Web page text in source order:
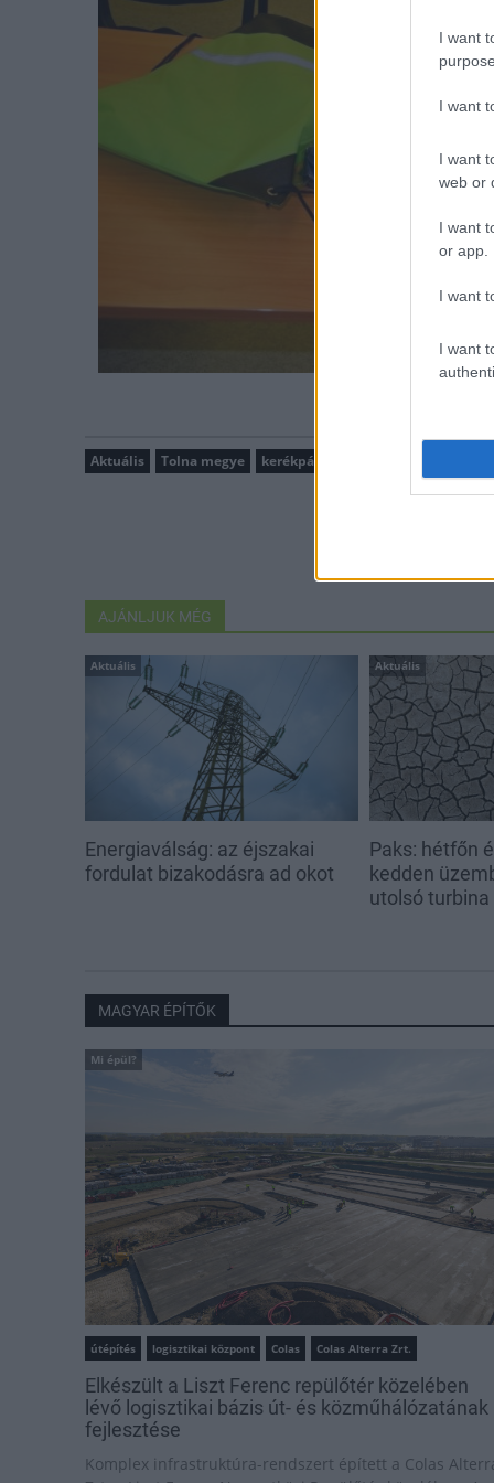
I want
I want
I want
web or
I want
or app.
I want
I want
Aktuális Tolna megye kerékpár
AJÁNLJUK MÉG
Aktuális
Energiaválság: az éjszakai
fordulat bizakodásra ad okot
Aktuális
Paks: hétfőn
kedden
utolsó turbina
MAGYAR ÉPÍTŐK
Mi épül?
útépítés logisztikai központ Colas Colas Alterra Zrt.
Elkészült a Liszt Ferenc repülőtér közelében
lévő logisztikai bázis út- és közműhálózatának
fejlesztése
Komplex infrastruktúra-rendszert épített a Colas